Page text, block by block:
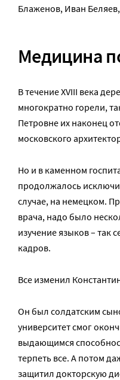
Блаженов, Иван Беляев,
Медицина
В течение XVIII века
многократно горели,
Петровне их наконец
московского
Но и в каменном
продолжалось
случае, на немецком.
врача, надо было
изучение языков – так
кадров.
Все изменил
Он был солдатским
университет смог
выдающимся
терпеть все. А потом
защитил докторскую